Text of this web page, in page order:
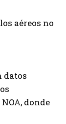
aéreos no
datos
donde